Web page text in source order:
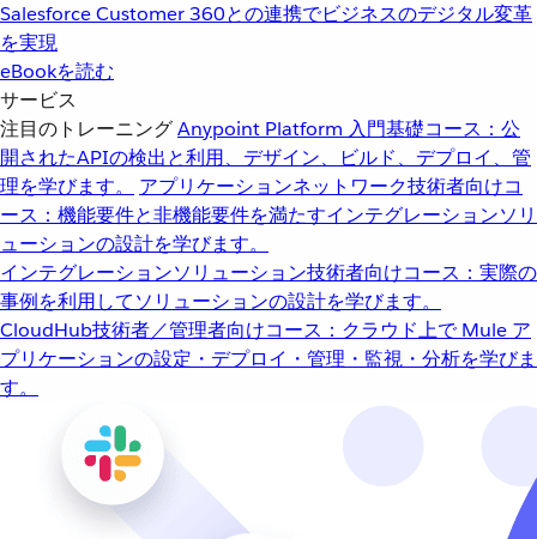
Salesforce Customer 360との連携でビジネスのデジタル変革
を実現
eBookを読む
サービス
注目のトレーニングAnypoint Platform 入門基礎コース：公
開されたAPIの検出と利用、デザイン、ビルド、デプロイ、管
理を学びます。
アプリケーションネットワーク技術者向けコ
ース：機能要件と非機能要件を満たすインテグレーションソリ
ューションの設計を学びます。
インテグレーションソリューション技術者向けコース：実際の
事例を利用してソリューションの設計を学びます。
CloudHub技術者／管理者向けコース：クラウド上で Mule ア
プリケーションの設定・デプロイ・管理・監視・分析を学びま
す。